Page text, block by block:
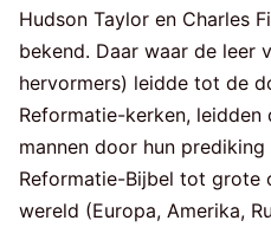
Hudson Taylor en Charles
bekend. Daar waar de leer
hervormers) leidde tot de
Reformatie-kerken,
mannen door hun
Reformatie-Bijbel tot grote
wereld (Europa, Amerika,